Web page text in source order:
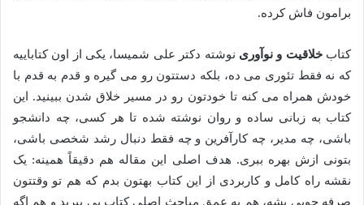
برامون فاش کرده.
کتابخلاقیت و نوآوری نوشته دکتر علی شمیسا، یکی از اون کتاباییه
که نه فقط تئوری می ده، بلکه دستتون رو می گیره و قدم به قدم با
خودش همراه می کنه تا خودتون رو در مسیر خلاق شدن ببینید. این
کتاب به زبانی ساده و روان نوشته شده تا هر کسی، چه دانشجو
باشی، چه مدیر، چه کارآفرین و چه فقط دنبال رشد شخصی باشی،
بتونی ازش بهره ببری. هدف اصلی این مقاله هم دقیقاً همینه: یک
نقشه راه کامل و کاربردی از این کتاب بهتون بدم که هم تو وقتتون
صرفه جویی بشه، هم به عمق مباحث اصلی کتاب پی ببرید و هم اگه